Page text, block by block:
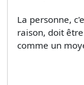
La personne,
raison, doit
comme un